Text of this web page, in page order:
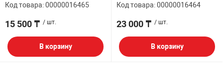
Код товара: 00000016465
15 500 ₸ / шт.
В корзину
Код товара: 00000016464
23 000 ₸ / шт.
В корзину